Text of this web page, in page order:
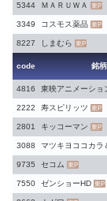
5344 ＭＡＲＵＷＡ 東P
3349 コスモス薬品 東P
8227 しまむら 東P
code 銘
4816 東映アニメーショ
2222 寿スピリッツ 東P
2801 キッコーマン 東P
3088 マツキヨココカラ
9735 セコム 東P
7550 ゼンショーHD 東P